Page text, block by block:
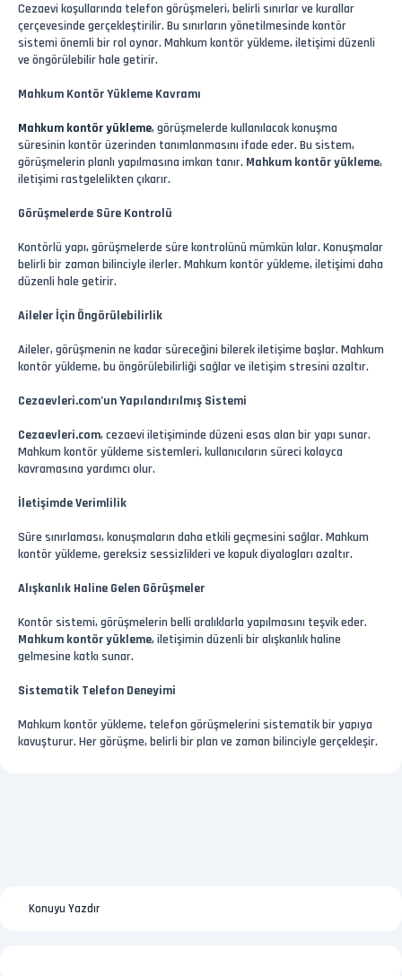
Cezaevi koşullarında telefon görüşmeleri, belirli sınırlar ve kurallar
çerçevesinde gerçekleştirilir. Bu sınırların yönetilmesinde kontör
sistemi önemli bir rol oynar. Mahkum kontör yükleme, iletişimi düzenli
ve öngörülebilir hale getirir.
Mahkum Kontör Yükleme Kavramı
Mahkum kontör yükleme, görüşmelerde kullanılacak konuşma
süresinin kontör üzerinden tanımlanmasını ifade eder. Bu sistem,
görüşmelerin planlı yapılmasına imkan tanır. Mahkum kontör yükleme,
iletişimi rastgelelikten çıkarır.
Görüşmelerde Süre Kontrolü
Kontörlü yapı, görüşmelerde süre kontrolünü mümkün kılar. Konuşmalar
belirli bir zaman bilinciyle ilerler. Mahkum kontör yükleme, iletişimi daha
düzenli hale getirir.
Aileler İçin Öngörülebilirlik
Aileler, görüşmenin ne kadar süreceğini bilerek iletişime başlar. Mahkum
kontör yükleme, bu öngörülebilirliği sağlar ve iletişim stresini azaltır.
Cezaevleri.com’un Yapılandırılmış Sistemi
Cezaevleri.com, cezaevi iletişiminde düzeni esas alan bir yapı sunar.
Mahkum kontör yükleme sistemleri, kullanıcıların süreci kolayca
kavramasına yardımcı olur.
İletişimde Verimlilik
Süre sınırlaması, konuşmaların daha etkili geçmesini sağlar. Mahkum
kontör yükleme, gereksiz sessizlikleri ve kopuk diyalogları azaltır.
Alışkanlık Haline Gelen Görüşmeler
Kontör sistemi, görüşmelerin belli aralıklarla yapılmasını teşvik eder.
Mahkum kontör yükleme, iletişimin düzenli bir alışkanlık haline
gelmesine katkı sunar.
Sistematik Telefon Deneyimi
Mahkum kontör yükleme, telefon görüşmelerini sistematik bir yapıya
kavuşturur. Her görüşme, belirli bir plan ve zaman bilinciyle gerçekleşir.
Konuyu Yazdır